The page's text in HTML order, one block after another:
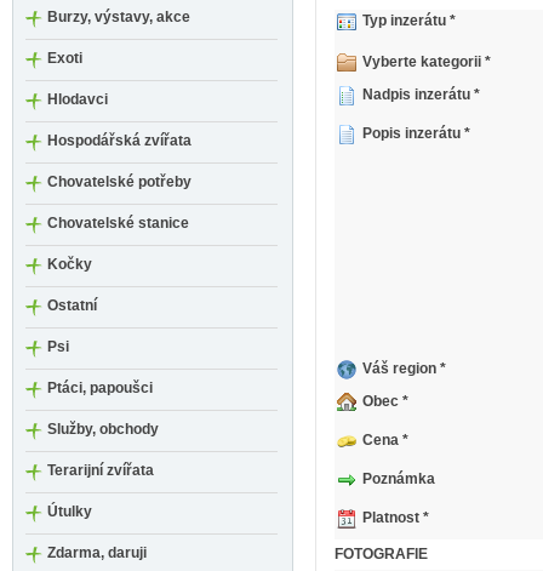
Burzy, výstavy, akce
Exoti
Hlodavci
Hospodářská zvířata
Chovatelské potřeby
Chovatelské stanice
Kočky
Ostatní
Psi
Ptáci, papoušci
Služby, obchody
Terarijní zvířata
Útulky
Zdarma, daruji
Typ inzerátu *
Vyberte kategorii *
Nadpis inzerátu *
Popis inzerátu *
Váš region *
Obec *
Cena *
Poznámka
Platnost *
FOTOGRAFIE